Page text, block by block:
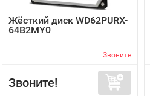
Жёсткий диск WD62PURX-
64B2MY0
Звоните
Звоните!